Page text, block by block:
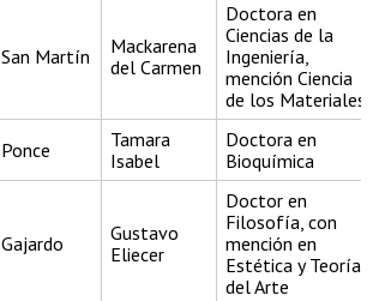
San Martín
Mackarena
del Carmen
Doctora en
Ciencias de la
Ingeniería,
mención Ciencia
de los Materiales
Ponce
Tamara
Isabel
Doctora en
Bioquímica
Gajardo
Gustavo
Eliecer
Doctor en
Filosofía, con
mención en
Estética y Teoría
del Arte